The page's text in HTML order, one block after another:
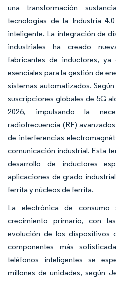
una transformación
tecnologías de la Industria
inteligente. La integración de
industriales ha creado
fabricantes de inductores, ya
esenciales para la gestión de
sistemas automatizados.
suscripciones globales de 5G
2026, impulsando la
radiofrecuencia (RF)
de interferencias
comunicación industrial. Esta
desarrollo de inductores
aplicaciones de grado
ferrita y núcleos de ferrita.
La electrónica de
crecimiento primario, con
evolución de los dispositivos
componentes más
teléfonos inteligentes se
millones de unidades, según